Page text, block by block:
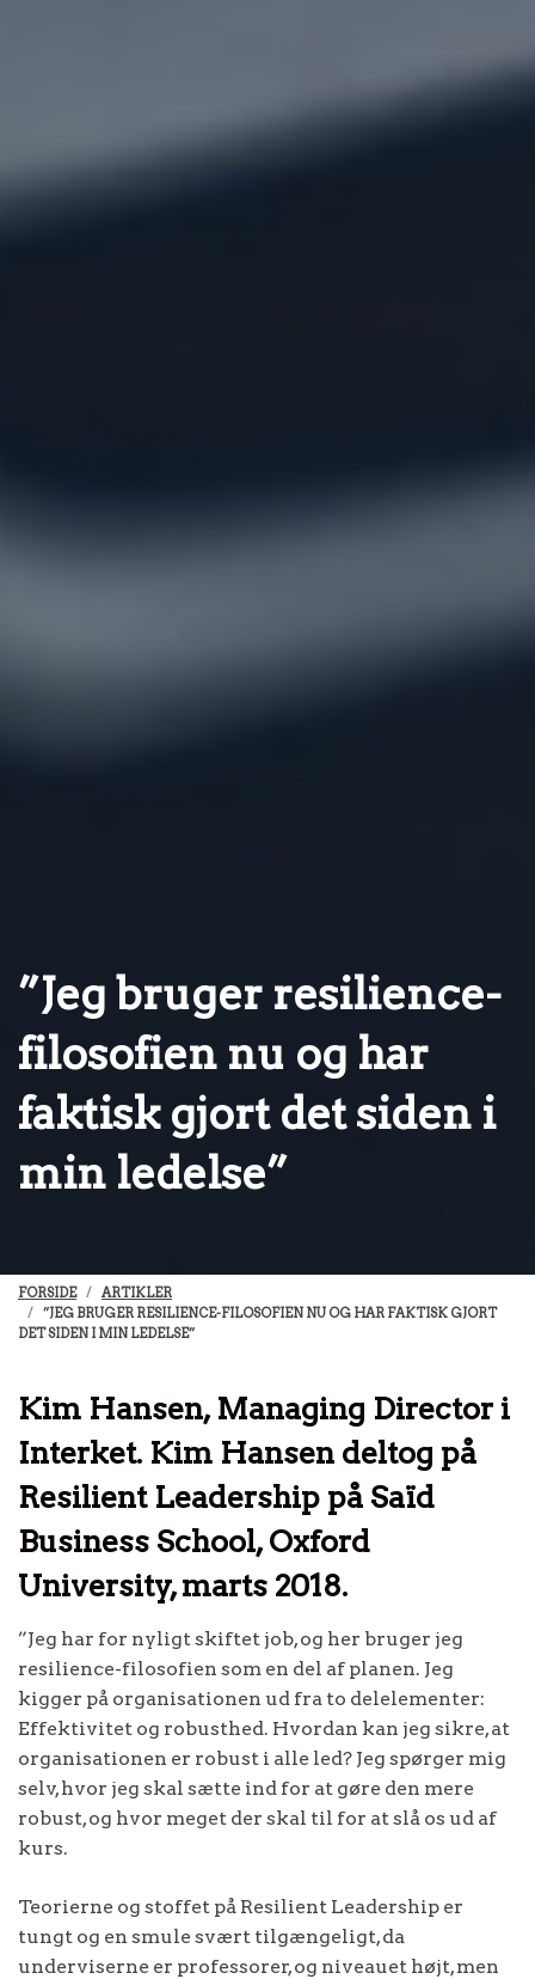
”Jeg bruger resilience-
filosofien nu og har
faktisk gjort det siden i
min ledelse”
FORSIDE
ARTIKLER
”JEG BRUGER RESILIENCE-FILOSOFIEN NU OG HAR FAKTISK GJORT
DET SIDEN I MIN LEDELSE”
Kim Hansen, Managing Director i
Interket. Kim Hansen deltog på
Resilient Leadership på Saïd
Business School, Oxford
University, marts 2018.
”Jeg har for nyligt skiftet job, og her bruger jeg
resilience-filosofien som en del af planen. Jeg
kigger på organisationen ud fra to delelementer:
Effektivitet og robusthed. Hvordan kan jeg sikre, at
organisationen er robust i alle led? Jeg spørger mig
selv, hvor jeg skal sætte ind for at gøre den mere
robust, og hvor meget der skal til for at slå os ud af
kurs.
Teorierne og stoffet på Resilient Leadership er
tungt og en smule svært tilgængeligt, da
underviserne er professorer, og niveauet højt, men